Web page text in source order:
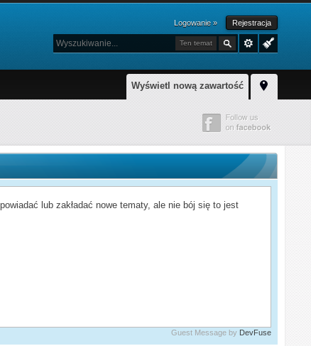
Logowanie » Rejestracja
Ten temat
Wyświetl nową zawartość
lub zakładać nowe tematy, ale nie bój się to jest
Guest Message by DevFuse